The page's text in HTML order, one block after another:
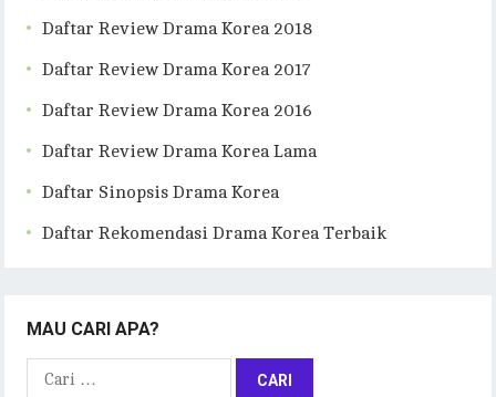
Daftar Review Drama Korea 2018
Daftar Review Drama Korea 2017
Daftar Review Drama Korea 2016
Daftar Review Drama Korea Lama
Daftar Sinopsis Drama Korea
Daftar Rekomendasi Drama Korea Terbaik
MAU CARI APA?
Cari